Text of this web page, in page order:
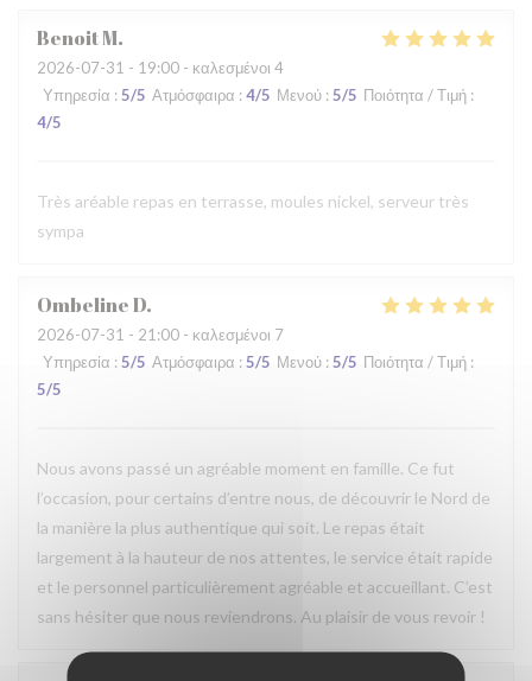
BenoitM
2026-07-31 - 19:00 - καλεσμένοι 4
Υπηρεσία : 5/5 Ατμόσφαιρα : 4/5 Μενού : 5/5 Ποιότητα / Τιμή :
4/5
Très aréable repas en terrasse, moules nickel, serveur très
sympa
OmbelineD
2026-07-31 - 21:00 - καλεσμένοι 7
Υπηρεσία : 5/5 Ατμόσφαιρα : 5/5 Μενού : 5/5 Ποιότητα / Τιμή :
5/5
Nous avons passé un agréable moment en famille. Ce fut
l’occasion, pour certains d’entre nous, de découvrir le Nord de
la manière la plus authentique qui soit. Le repas était
largement à la hauteur de nos attentes, le service était rapide
et le personnel particulièrement agréable et accueillant. C’est
sans hésiter que nous reviendrons. Au plaisir de vous revoir !